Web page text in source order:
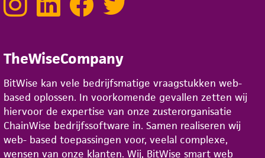
TheWiseCompany
BitWise kan vele bedrijfsmatige vraagstukken web-
based oplossen. In voorkomende gevallen zetten wij
hiervoor de expertise van onze zusterorganisatie
ChainWise bedrijfssoftware in. Samen realiseren wij
web- based toepassingen voor, veelal complexe,
wensen van onze klanten. Wij, BitWise smart web